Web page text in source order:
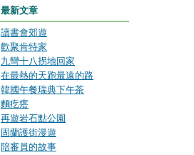
最新文章
讀書會郊遊
歡聚肯特家
九彎十八拐地回家
在最熱的天跑最遠的路
韓國午餐瑞典下午茶
麵疙瘩
再遊岩石點公園
固蘭護街漫遊
陪審員的故事